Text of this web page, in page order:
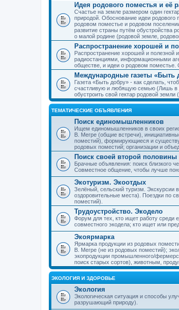
Идея родового поместья и её
Счастье на земле размером один
природой. Обоснование идеи родового
родовом поместье и родовом
развитие страны путём обустройства
о малой родине (родовой земле,
Распространение хорошей и
Распространение хорошей и полезной
радиостанциями, информационными
обществе, и идеи о родовом
Международные газеты «Быть
Газета «Быть добру» - как сделать,
счастливую и любящую семью (Лишь в
обустроить свой гектар родовой
ТЕМАТИЧЕСКИЕ ОБЪЯВЛЕНИЯ
Поиск единомышленников
Ищем единомышленников в своих
В. Мегре (общие встречи),
поместий), формирующиеся и
родовых поместий; организации и
Поиск своей второй половины
Брачные объявления: поиск близкого
Совместное общение, чтобы лучше
Экотуризм. Экоотдых
Зелёный, сельский туризм. Экскурсии
оздоровительные места). Поездки по
поместий).
Трудоустройство. Экодело
Форум для тех, кто ищет работу среди
совместного экодела; кто ищет или
Экоярмарка
Ярмарка продукции из родовых
В. Мегре (не из родовых поместий);
экопродукции промышленного/
поиск старых сортов), животным,
ЭКОЛОГИЯ И ЗДОРОВЬЕ
Экология
Экологическая ситуация и способы
разрушающий природу).